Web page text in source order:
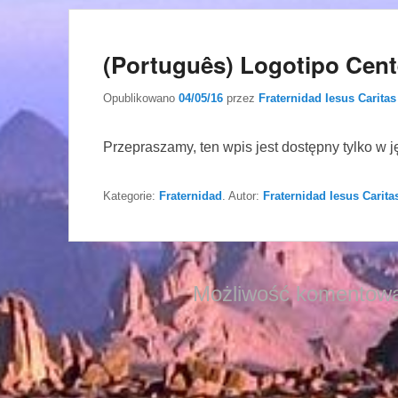
(Português) Logotipo
Opublikowano 04/05/16 przez Fraternidad Iesus Caritas
Przepraszamy, ten wpis jest dostępny tylko w
Kategorie: Fraternidad . Autor: Fraternidad Iesus
Możliwość